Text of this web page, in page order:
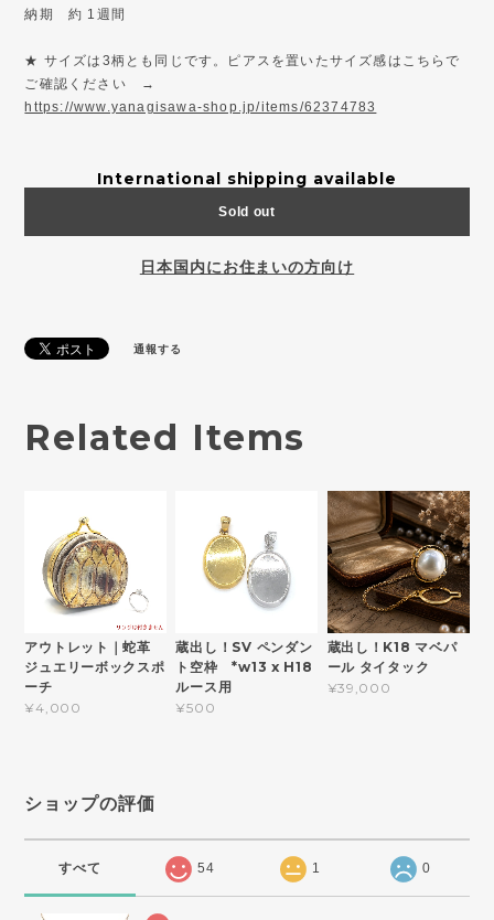
納期 約 1週間
★ サイズは3柄とも同じです。ピアスを置いたサイズ感はこちらで
ご確認ください →
https://www.yanagisawa-shop.jp/items/62374783
International shipping available
Sold out
日本国内にお住まいの方向け
通報する
Related Items
アウトレット｜蛇革
ジュエリーボックスポ
ーチ
¥4,000
蔵出し！SV ペンダン
ト空枠 *w13 x H18
ルース用
¥500
蔵出し！K18 マベパ
ール タイタック
¥39,000
ショップの評価
すべて 54 1 0